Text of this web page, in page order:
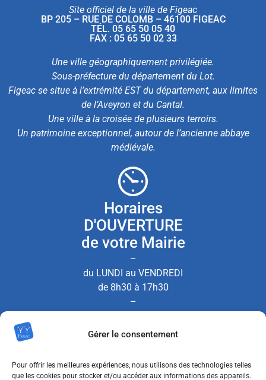
Gérer le consentement
Pour offrir les meilleures expériences, nous utilisons des technologies telles
que les cookies pour stocker et/ou accéder aux informations des appareils.
Site officiel de la ville de Figeac
BP 205 – RUE DE COLOMB – 46100 FIGEAC
TÉL. 05 65 50 05 40
FAX : 05 65 50 02 33
Une ville géographiquement privilégiée.
Sous-préfecture du département du Lot.
Figeac se situe à l’extrémité EST du département, aux limites
de l’Aveyron et du Cantal.
Une ville à la croisée de plusieurs terroirs.
Un patrimoine exceptionnel, autour de l’ancienne abbaye
médiévale.
Horaires
D'OUVERTURE
de votre Mairie
–
du LUNDI au VENDREDI
de 8h30 à 17h30
–